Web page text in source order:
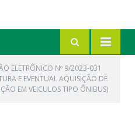
ELETRÔNICO Nº 9/2023-031
E EVENTUAL AQUISIÇÃO DE
EM VEICULOS TIPO ÔNIBUS)